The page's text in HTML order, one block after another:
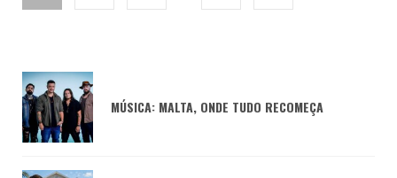
MÚSICA: MALTA, ONDE TUDO RECOMEÇA